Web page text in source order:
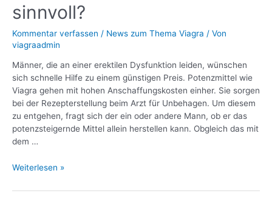
sinnvoll?
Kommentar verfassen / News zum Thema Viagra / Von
viagraadmin
Männer, die an einer erektilen Dysfunktion leiden, wünschen
sich schnelle Hilfe zu einem günstigen Preis. Potenzmittel wie
Viagra gehen mit hohen Anschaffungskosten einher. Sie sorgen
bei der Rezepterstellung beim Arzt für Unbehagen. Um diesem
zu entgehen, fragt sich der ein oder andere Mann, ob er das
potenzsteigernde Mittel allein herstellen kann. Obgleich das mit
dem …
Weiterlesen »